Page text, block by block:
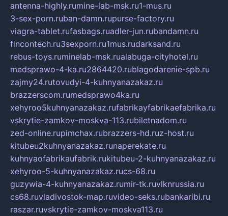
antenna-highly.rumine-lab-msk.ru1-mus.ru
3-sex-porn.ruban-damn.rupurse-factory.ru
viagra-tablet.rufasbags.ruadler-jun.rubandamn.ru
fincontech.ru3sexporn.ru1mus.rudarksand.ru
rebus-toys.ruminelab-msk.rualabuga-cityhotel.ru
medsprawo-4-ka.ru2864420.rublagodarenie-spb.ru
zajmy24.rutovudyi-4-kuhnyanazakaz.ru
brazzerscom.rumedsprawo4ka.ru
xehyroo5kuhnyanazakaz.rufabrikayfabrikaefabrika.ru
vskrytie-zamkov-moskva-113.rubiletnadom.ru
zed-online.rupimchax.rubrazzers-hd.ruz-host.ru
kitubeu2kuhnyanazakaz.runaperekate.ru
kuhnyaofabrikaufabrik.rukitubeu-2-kuhnyanazakaz.ru
xehyroo-5-kuhnyanazakaz.rucs-68.ru
guzywia-4-kuhnyanazakaz.rumir-tk.ruvlknrussia.ru
cs68.ruvladivostok-map.ruvideo-seks.rubankaribi.ru
raszar.ruvskrytie-zamkov-moskva113.ru